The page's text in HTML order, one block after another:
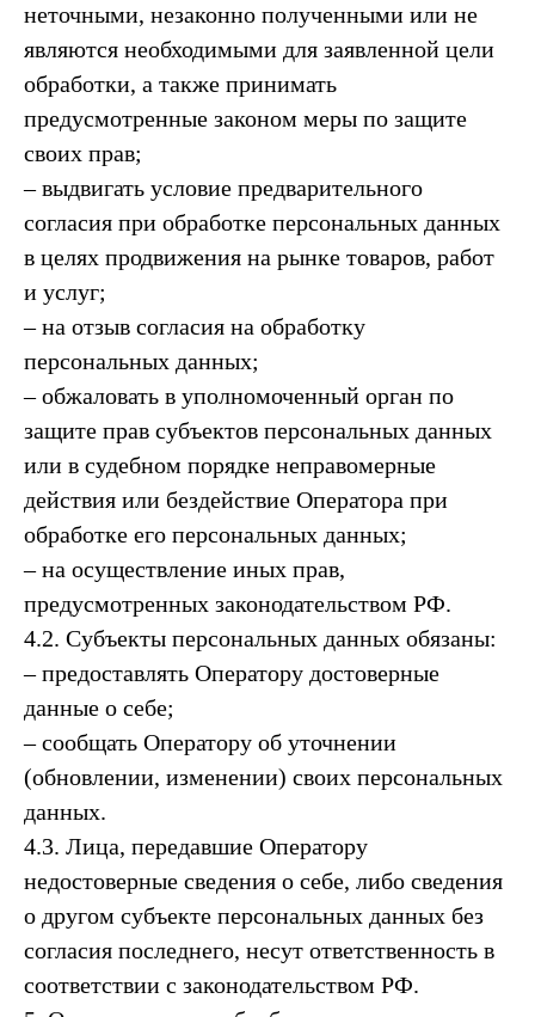
неточными, незаконно полученными или не
являются необходимыми для заявленной цели
обработки, а также принимать
предусмотренные законом меры по защите
своих прав;
– выдвигать условие предварительного
согласия при обработке персональных данных
в целях продвижения на рынке товаров, работ
и услуг;
– на отзыв согласия на обработку
персональных данных;
– обжаловать в уполномоченный орган по
защите прав субъектов персональных данных
или в судебном порядке неправомерные
действия или бездействие Оператора при
обработке его персональных данных;
– на осуществление иных прав,
предусмотренных законодательством РФ.
4.2. Субъекты персональных данных обязаны:
– предоставлять Оператору достоверные
данные о себе;
– сообщать Оператору об уточнении
(обновлении, изменении) своих персональных
данных.
4.3. Лица, передавшие Оператору
недостоверные сведения о себе, либо сведения
о другом субъекте персональных данных без
согласия последнего, несут ответственность в
соответствии с законодательством РФ.